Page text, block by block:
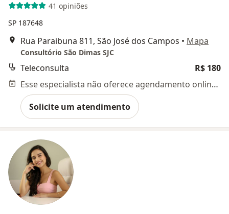
41 opiniões
SP 187648
Rua Paraibuna 811, São José dos Campos • Mapa
Consultório São Dimas SJC
Teleconsulta
R$ 180
Esse especialista não oferece agendamento online para esse endereço.
Solicite um atendimento